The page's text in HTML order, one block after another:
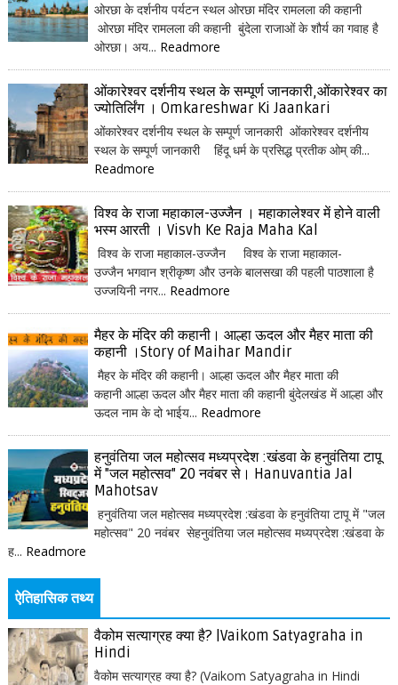
ओरछा के दर्शनीय पर्यटन स्थल ओरछा मंदिर रामलला की कहानी
ओरछा मंदिर रामलला की कहानी बुंदेला राजाओं के शौर्य का गवाह है
ओरछा। अय... Readmore
ओंकारेश्वर दर्शनीय स्थल के सम्पूर्ण जानकारी,ओंकारेश्वर का
ज्योतिर्लिंग । Omkareshwar Ki Jaankari
ओंकारेश्वर दर्शनीय स्थल के सम्पूर्ण जानकारी ओंकारेश्वर दर्शनीय
स्थल के सम्पूर्ण जानकारी हिंदू धर्म के प्रसिद्ध प्रतीक ओम् की...
Readmore
विश्व के राजा महाकाल-उज्जैन । महाकालेश्वर में होने वाली
भस्म आरती । Visvh Ke Raja Maha Kal
विश्व के राजा महाकाल-उज्जैन विश्व के राजा महाकाल-
उज्जैन भगवान श्रीकृष्ण और उनके बालसखा की पहली पाठशाला है
उज्जयिनी नगर... Readmore
मैहर के मंदिर की कहानी। आल्हा ऊदल और मैहर माता की
कहानी ।Story of Maihar Mandir
मैहर के मंदिर की कहानी। आल्हा ऊदल और मैहर माता की
कहानी आल्हा ऊदल और मैहर माता की कहानी बुंदेलखंड में आल्हा और
ऊदल नाम के दो भाईय... Readmore
हनुवंतिया जल महोत्सव मध्यप्रदेश :खंडवा के हनुवंतिया टापू
में "जल महोत्सव" 20 नवंबर से। Hanuvantia Jal
Mahotsav
हनुवंतिया जल महोत्सव मध्यप्रदेश :खंडवा के हनुवंतिया टापू में "जल
महोत्सव" 20 नवंबर सेहनुवंतिया जल महोत्सव मध्यप्रदेश :खंडवा के
ह... Readmore
ऐतिहासिक तथ्य
वैकोम सत्याग्रह क्या है? |Vaikom Satyagraha in
Hindi
वैकोम सत्याग्रह क्या है? (Vaikom Satyagraha in Hindi